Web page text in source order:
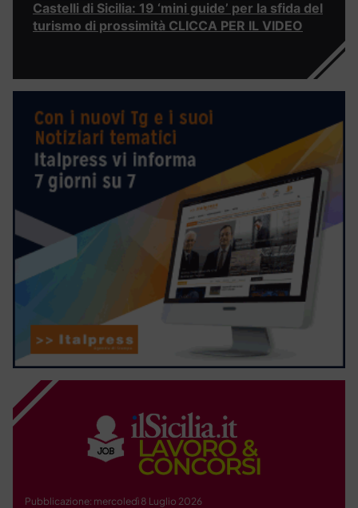
Castelli di Sicilia: 19 ‘mini guide’ per la sfida del
turismo di prossimità CLICCA PER IL VIDEO
Pubblicazione: mercoledì 8 Luglio 2026